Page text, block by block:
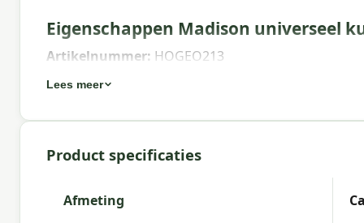
Eigenschappen Madison universeel
Artikelnummer: HOGEO213
EAN: 8713229287177
Merk:Madison
Kleur:grey
Stof:50% Cotton 45% Polyester 5% Other fibers
Lees meer
Product specificaties
Afmeting